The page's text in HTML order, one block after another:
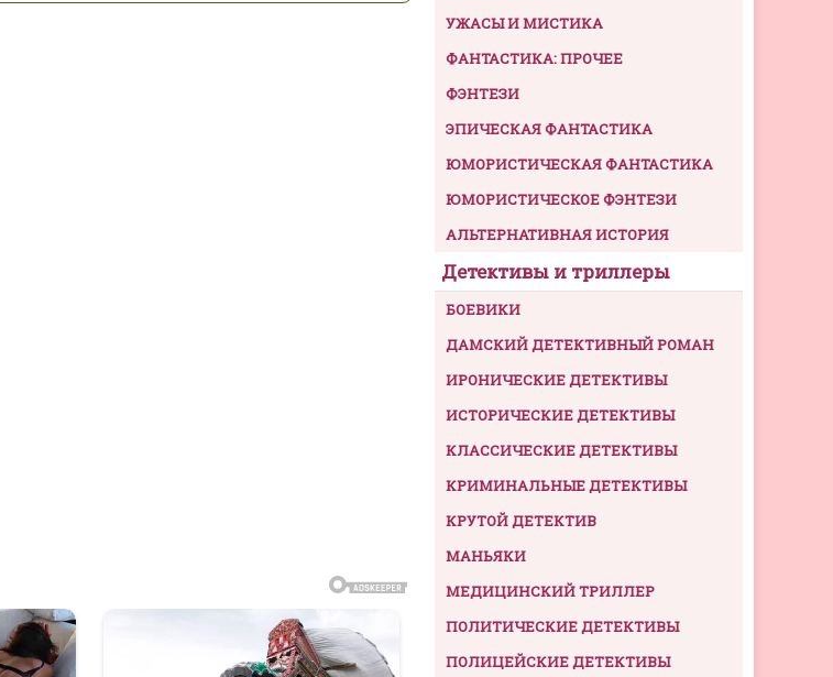
УЖАСЫ И МИСТИКА
ФАНТАСТИКА: ПРОЧЕЕ
ФЭНТЕЗИ
ЭПИЧЕСКАЯ ФАНТАСТИКА
ЮМОРИСТИЧЕСКАЯ ФАНТАСТИКА
ЮМОРИСТИЧЕСКОЕ ФЭНТЕЗИ
АЛЬТЕРНАТИВНАЯ ИСТОРИЯ
Детективы и триллеры
БОЕВИКИ
ДАМСКИЙ ДЕТЕКТИВНЫЙ РОМАН
ИРОНИЧЕСКИЕ ДЕТЕКТИВЫ
ИСТОРИЧЕСКИЕ ДЕТЕКТИВЫ
КЛАССИЧЕСКИЕ ДЕТЕКТИВЫ
КРИМИНАЛЬНЫЕ ДЕТЕКТИВЫ
КРУТОЙ ДЕТЕКТИВ
МАНЬЯКИ
МЕДИЦИНСКИЙ ТРИЛЛЕР
ПОЛИТИЧЕСКИЕ ДЕТЕКТИВЫ
ПОЛИЦЕЙСКИЕ ДЕТЕКТИВЫ